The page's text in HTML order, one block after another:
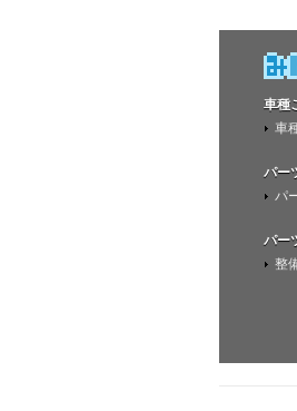
車種
車
パー
パ
パー
整